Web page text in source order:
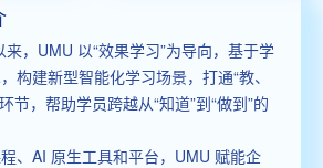
，UMU 以“效果学习”为导向，基于学
构建新型智能化学习场景，打通“教、
节，帮助学员跨越从“知道”到“做到”的
、AI 原生工具和平台，UMU 赋能企